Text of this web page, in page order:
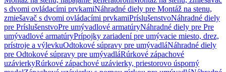
s dvomi ovládacími prvkamiNáhradné diely pre Montáž na stenu,
zmiešavač s dvomi ovládacími prvkamiPríslušenstvoNáhradné diely
pre PríslušenstvoPre umývadlové armatúryNáhradné diely pre Pre
umývadlové armatúryPrípojky zariadení pre umývacie miesto, drez,
prístroje a výlevkuOdtokové súpravy pre umývadláNáhradné diely
pre Odtokové súpravy pre umývadláRúrkové zápachové
uzávierkyRúrkové zápachové uzávierky, priestorovo úsporný